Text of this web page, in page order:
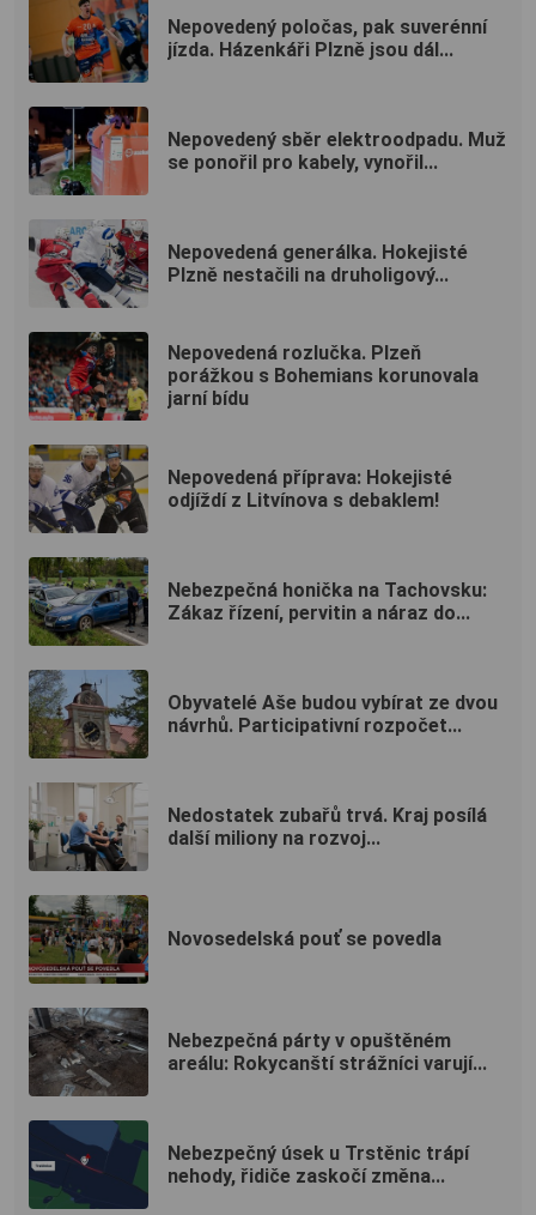
Nepovedený poločas, pak suverénní
jízda. Házenkáři Plzně jsou dál...
Nepovedený sběr elektroodpadu. Muž
se ponořil pro kabely, vynořil...
Nepovedená generálka. Hokejisté
Plzně nestačili na druholigový...
Nepovedená rozlučka. Plzeň
porážkou s Bohemians korunovala
jarní bídu
Nepovedená příprava: Hokejisté
odjíždí z Litvínova s debaklem!
Nebezpečná honička na Tachovsku:
Zákaz řízení, pervitin a náraz do...
Obyvatelé Aše budou vybírat ze dvou
návrhů. Participativní rozpočet...
Nedostatek zubařů trvá. Kraj posílá
další miliony na rozvoj...
Novosedelská pouť se povedla
Nebezpečná párty v opuštěném
areálu: Rokycanští strážníci varují...
Nebezpečný úsek u Trstěnic trápí
nehody, řidiče zaskočí změna...